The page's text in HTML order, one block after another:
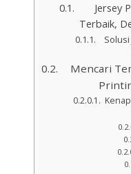
Jersey
Terbaik,
Mencari